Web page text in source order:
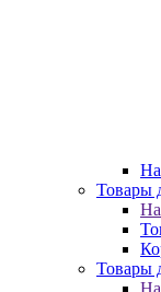
Товары
Товары